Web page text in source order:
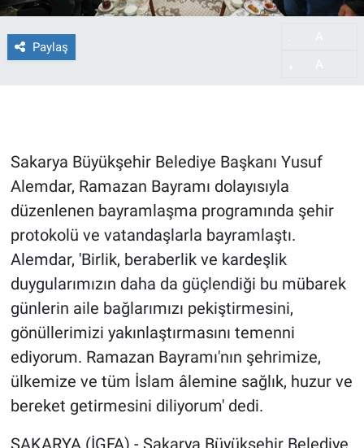
Paylaş
Sakarya Büyükşehir Belediye Başkanı Yusuf
Alemdar, Ramazan Bayramı dolayısıyla
düzenlenen bayramlaşma programında şehir
protokolü ve vatandaşlarla bayramlaştı.
Alemdar, 'Birlik, beraberlik ve kardeşlik
duygularımızın daha da güçlendiği bu mübarek
günlerin aile bağlarımızı pekiştirmesini,
gönüllerimizi yakınlaştırmasını temenni
ediyorum. Ramazan Bayramı'nın şehrimize,
ülkemize ve tüm İslam âlemine sağlık, huzur ve
bereket getirmesini diliyorum' dedi.